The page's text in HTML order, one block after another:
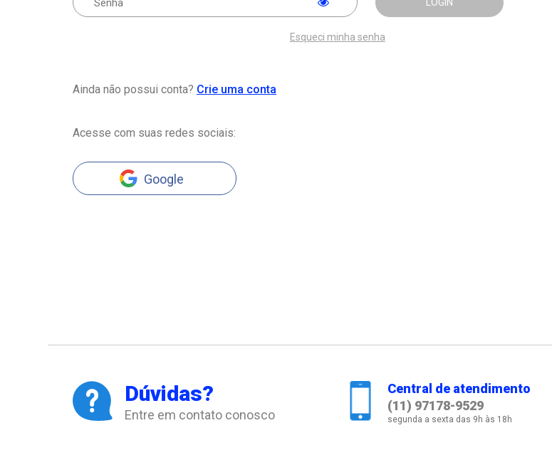
Esqueci minha senha
Ainda não possui conta? Crie uma conta
Acesse com suas redes sociais:
Google
Dúvidas?
Entre em contato conosco
Central de atendimento
(11) 97178-9529
segunda a sexta das 9h às 18h